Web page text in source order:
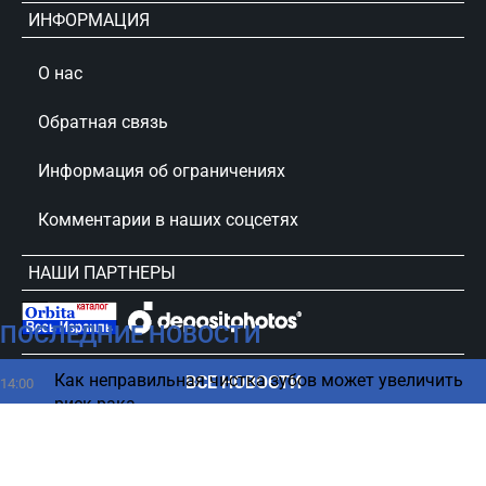
ПОСЛЕДНИЕ НОВОСТИ
14:00
Как неправильная чистка зубов может увеличить
риск рака
ВСЕ НОВОСТИ
ИНФОРМАЦИЯ
О нас
Обратная связь
Информация об ограничениях
Комментарии в наших соцсетях
НАШИ ПАРТНЕРЫ
сursorinfo.co.il © Все права защищены